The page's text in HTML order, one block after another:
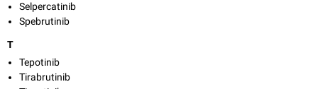
Selpercatinib
Spebrutinib
T
Tepotinib
Tirabrutinib